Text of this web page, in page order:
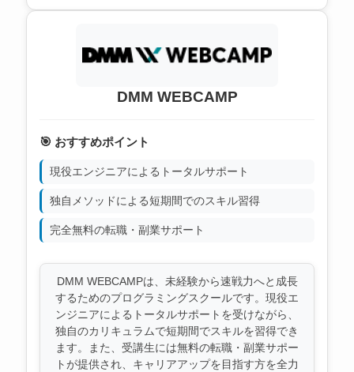
DMM WEBCAMP
🎯 おすすめポイント
現役エンジニアによるトータルサポート
独自メソッドによる短期間でのスキル習得
完全無料の転職・副業サポート
DMM WEBCAMPは、未経験から速戦力へと成長
するためのプログラミングスクールです。現役エ
ンジニアによるトータルサポートを受けながら、
独自のカリキュラムで短期間でスキルを習得でき
ます。また、受講生には無料の転職・副業サポー
トが提供され、キャリアアップを目指す方を全力